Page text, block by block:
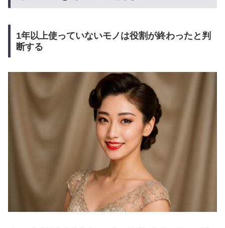
1年以上使っていないモノは役割が終わったと判
断する